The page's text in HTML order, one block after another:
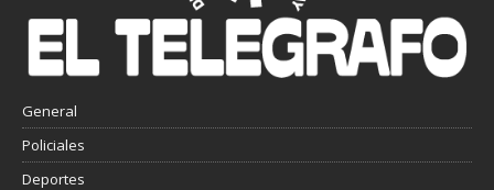
General
Policiales
Deportes